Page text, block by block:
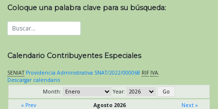
Coloque una palabra clave para su búsqueda:
Calendario Contribuyentes Especiales
SENIAT Providencia Administrativa SNAT/2022/000068 RIF IVA
Descargar calendario
Month:
Year:
« Prev
Agosto 2026 Next »